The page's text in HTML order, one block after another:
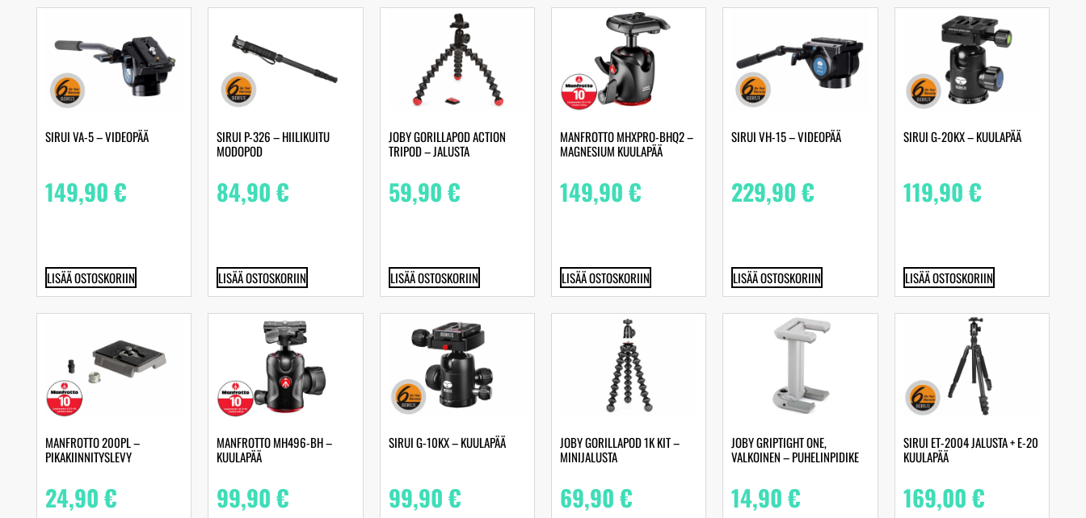
SIRUI VA-5 – VIDEOPÄÄ
149,90€
LISÄÄ OSTOSKORIIN
SIRUI P-326 – HIILIKUITU
MODOPOD
84,90€
LISÄÄ OSTOSKORIIN
JOBY GORILLAPOD ACTION
TRIPOD – JALUSTA
59,90€
LISÄÄ OSTOSKORIIN
MANFROTTO MHXPRO-BHQ2 –
MAGNESIUM KUULAPÄÄ
149,90€
LISÄÄ OSTOSKORIIN
SIRUI VH-15 – VIDEOPÄÄ
229,90€
LISÄÄ OSTOSKORIIN
SIRUI G-20KX – KUULAPÄÄ
119,90€
LISÄÄ OSTOSKORIIN
MANFROTTO 200PL –
PIKAKIINNITYSLEVY
24,90€
MANFROTTO MH496-BH –
KUULAPÄÄ
99,90€
SIRUI G-10KX – KUULAPÄÄ
99,90€
JOBY GORILLAPOD 1K KIT –
MINIJALUSTA
69,90€
JOBY GRIPTIGHT ONE,
VALKOINEN – PUHELINPIDIKE
14,90€
SIRUI ET-2004 JALUSTA + E-20
KUULAPÄÄ
169,00€